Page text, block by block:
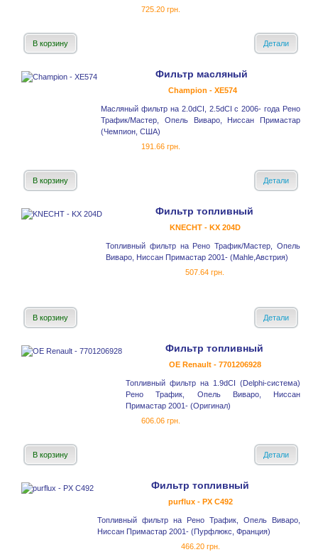
725.20 грн.
В корзину Детали
Фильтр масляный
Champion - XE574
Масляный фильтр на 2.0dCI, 2.5dCI с 2006- года Рено
Трафик/Мастер, Опель Виваро, Ниссан Примастар
(Чемпион, США)
191.66 грн.
В корзину Детали
Фильтр топливный
KNECHT - KX 204D
Топливный фильтр на Рено Трафик/Мастер, Опель
Виваро, Ниссан Примастар 2001- (Mahle,Австрия)
507.64 грн.
В корзину Детали
Фильтр топливный
OE Renault - 7701206928
Топливный фильтр на 1.9dCI (Delphi-система)
Рено Трафик, Опель Виваро, Ниссан
Примастар 2001- (Оригинал)
606.06 грн.
В корзину Детали
Фильтр топливный
purflux - PX C492
Топливный фильтр на Рено Трафик, Опель Виваро,
Ниссан Примастар 2001- (Пурфлюкс, Франция)
466.20 грн.